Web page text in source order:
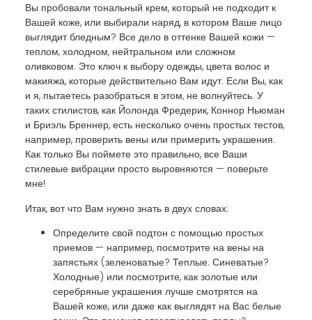
Вы пробовали тональный крем, который не подходит к
Вашей коже, или выбирали наряд, в котором Ваше лицо
выглядит бледным? Все дело в оттенке Вашей кожи —
теплом, холодном, нейтральном или сложном
оливковом. Это ключ к выбору одежды, цвета волос и
макияжа, которые действительно Вам идут. Если Вы, как
и я, пытаетесь разобраться в этом, не волнуйтесь. У
таких стилистов, как Йолонда Фредерик, Коннор Ньюман
и Бриэль Бреннер, есть несколько очень простых тестов,
например, проверить вены или примерить украшения.
Как только Вы поймете это правильно, все Ваши
стилевые вибрации просто выровняются — поверьте
мне!
Итак, вот что Вам нужно знать в двух словах:
Определите свой подтон с помощью простых
приемов — например, посмотрите на вены на
запястьях (зеленоватые? Теплые. Синеватые?
Холодные) или посмотрите, как золотые или
серебряные украшения лучше смотрятся на
Вашей коже, или даже как выглядят на Вас белые